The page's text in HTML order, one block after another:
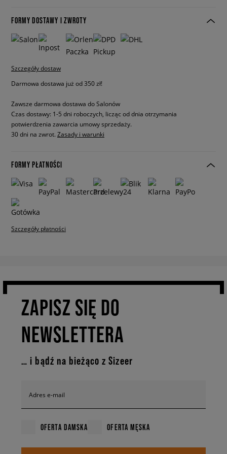
FORMY DOSTAWY I ZWROTY
Szczegóły dostaw
Darmowa dostawa już od 350 zł!
Zawsze darmowa dostawa do Salonów
Czas dostawy: 1-5 dni roboczych, licząc od dnia otrzymania
potwierdzenia zawarcia umowy sprzedaży.
30 dni na zwrot. Zasady i warunki
FORMY PŁATNOŚCI
Szczegóły płatności
ZAPISZ SIĘ DO
NEWSLETTERA
… i bądź na bieżąco z Sizeer
Adres e-mail
OFERTA DAMSKA OFERTA MĘSKA